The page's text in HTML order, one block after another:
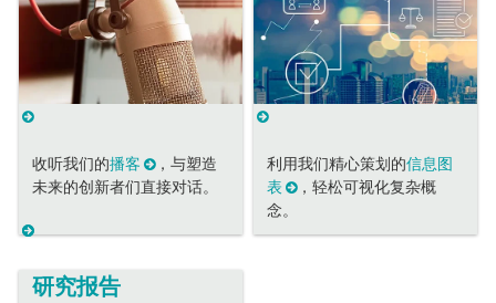
收听我们的播客
，与塑造
未来的创新者们直接对话。
利用我们精心策划的信息图
表
，轻松可视化复杂概
念。
研究报告